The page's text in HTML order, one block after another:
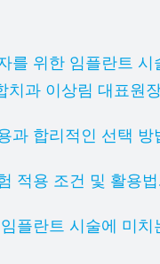
를 위한 임플란트 시
치과 이상림 대표원
과 합리적인 선택 방
적용 조건 및 활용
플란트 시술에 미치